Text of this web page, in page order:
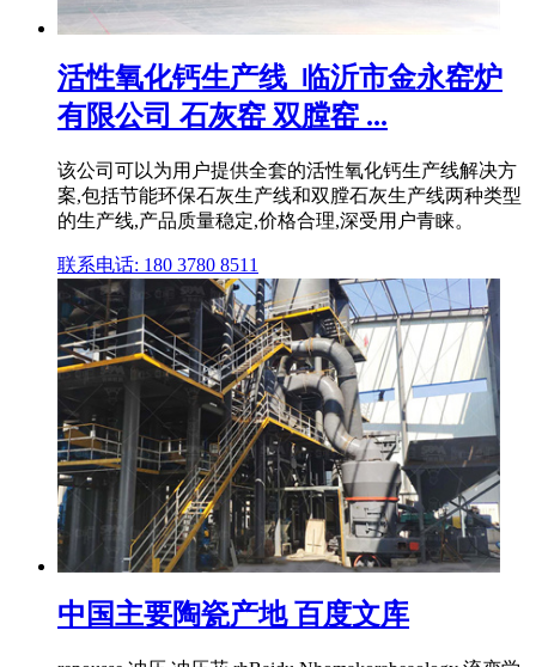
活性氧化钙生产线_临沂市金永窑炉
有限公司 石灰窑 双膛窑 ...
该公司可以为用户提供全套的活性氧化钙生产线解决方
案,包括节能环保石灰生产线和双膛石灰生产线两种类型
的生产线,产品质量稳定,价格合理,深受用户青睐。
联系电话: 180 3780 8511
中国主要陶瓷产地 百度文库